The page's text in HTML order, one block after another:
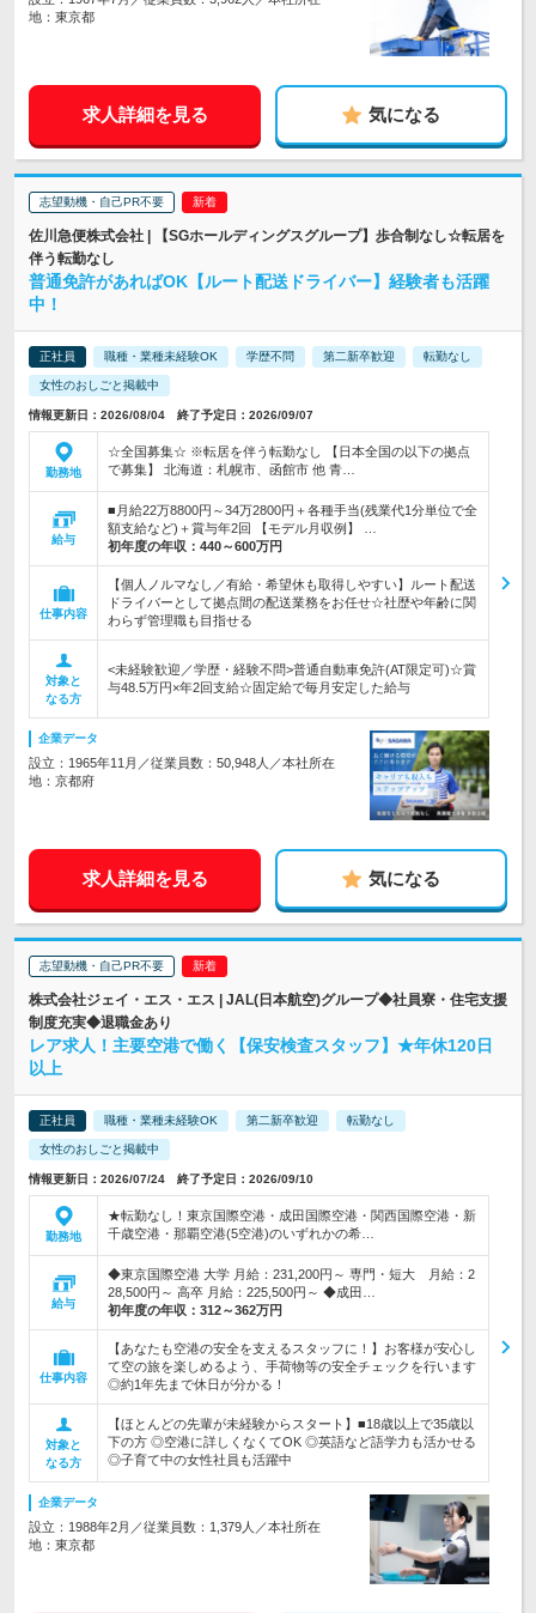
地：東京都
求人詳細を見る 気になる
志望動機・自己PR不要
佐川急便株式会社 | 【SGホールディングスグループ】歩合制なし☆転居を
伴う転勤なし
普通免許があればOK【ルート配送ドライバー】経験者も活躍
中！
正社員 職種・業種未経験OK 学歴不問 第二新卒歓迎 転勤なし
女性のおしごと掲載中
情報更新日：2026/08/04 終了予定日：2026/09/07
勤務地
☆全国募集☆ ※転居を伴う転勤なし 【日本全国の以下の拠点
で募集】 北海道：札幌市、函館市 他 青…
給与
■月給22万8800円～34万2800円＋各種手当(残業代1分単位で全
額支給など)＋賞与年2回 【モデル月収例】 …
初年度の年収： 440～600万円
仕事内容
【個人ノルマなし／有給・希望休も取得しやすい】ルート配送
ドライバーとして拠点間の配送業務をお任せ☆社歴や年齢に関
わらず管理職も目指せる
対象と
なる方
<未経験歓迎／学歴・経験不問>普通自動車免許(AT限定可)☆賞
与48.5万円×年2回支給☆固定給で毎月安定した給与
企業データ
設立：1965年11月／従業員数：50,948人／本社所在
地：京都府
求人詳細を見る 気になる
志望動機・自己PR不要
株式会社ジェイ・エス・エス | JAL(日本航空)グループ◆社員寮・住宅支援
制度充実◆退職金あり
レア求人！主要空港で働く【保安検査スタッフ】★年休120日
以上
正社員 職種・業種未経験OK 第二新卒歓迎 転勤なし
女性のおしごと掲載中
情報更新日：2026/07/24 終了予定日：2026/09/10
勤務地
★転勤なし！東京国際空港・成田国際空港・関西国際空港・新
千歳空港・那覇空港(5空港)のいずれかの希…
給与
◆東京国際空港 大学 月給：231,200円～ 専門・短大 月給：2
28,500円～ 高卒 月給：225,500円～ ◆成田…
初年度の年収： 312～362万円
仕事内容
【あなたも空港の安全を支えるスタッフに！】お客様が安心し
て空の旅を楽しめるよう、手荷物等の安全チェックを行います
◎約1年先まで休日が分かる！
対象と
なる方
【ほとんどの先輩が未経験からスタート】■18歳以上で35歳以
下の方 ◎空港に詳しくなくてOK ◎英語など語学力も活かせる
◎子育て中の女性社員も活躍中
企業データ
設立：1988年2月／従業員数：1,379人／本社所在
地：東京都